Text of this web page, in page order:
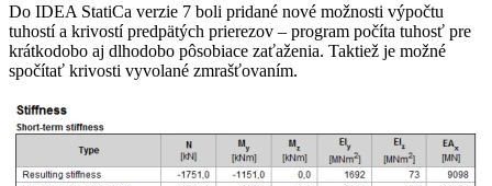
Do IDEA StatiCa verzie 7 boli pridané nové možnosti výpočtu
tuhostí a krivostí predpätých prierezov – program počíta tuhosť pre
krátkodobo aj dlhodobo pôsobiace zaťaženia. Taktiež je možné
spočítať krivosti vyvolané zmrašťovaním.